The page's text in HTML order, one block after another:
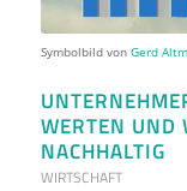
Symbolbild von Gerd
WERTEN UND
NACHHALTIG
WIRTSCHAFT